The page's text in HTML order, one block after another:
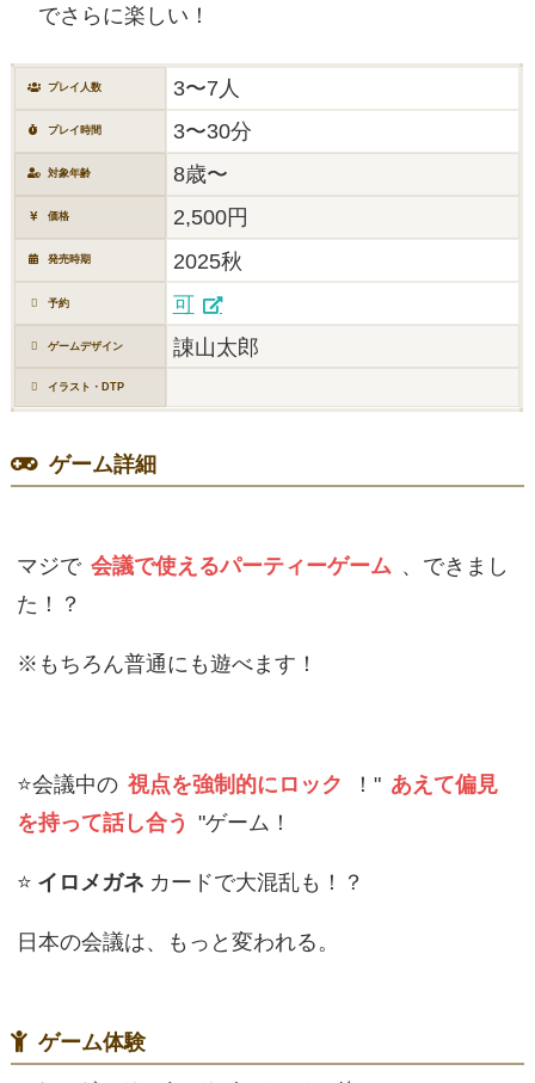
でさらに楽しい！
プレイ人数 3〜7人
プレイ時間 3〜30分
対象年齢 8歳〜
価格 2,500円
発売時期 2025秋
予約 可
ゲームデザイン 諌山太郎
イラスト・DTP
ゲーム詳細
マジで 会議で使えるパーティーゲーム 、できまし
た！？
※もちろん普通にも遊べます！
⭐️会議中の 視点を強制的にロック ！" あえて偏見
を持って話し合う "ゲーム！
⭐️ イロメガネ カードで大混乱も！？
日本の会議は、もっと変われる。
ゲーム体験